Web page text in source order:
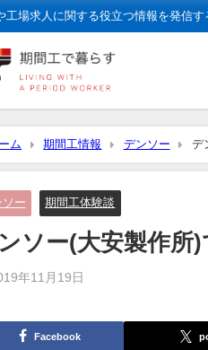
工場求人に関する役立つ情報を発信す
ム 期間工情報 デンソー デ
ソー 期間工体験談
ソー(大安製作所)
年11月19日
Facebook